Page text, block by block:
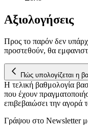
Αξιολογήσεις
Προς το παρόν δεν
προστεθούν, θα
Πώς υπολογίζεται η
Η τελική βαθμολογία
που έχουν
επιβεβαιώσει την αγορά
Γράψου στο Νewsletter